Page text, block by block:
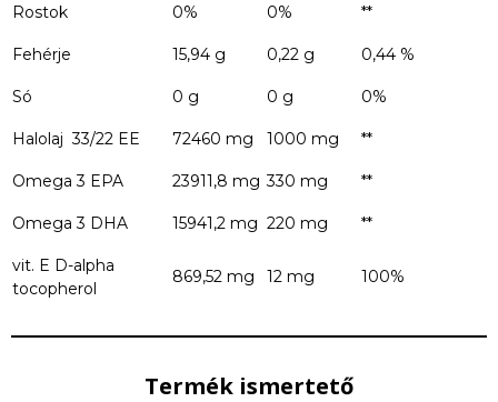
Rostok 0% 0% **
Fehérje 15,94 g 0,22 g 0,44 %
Só 0 g 0 g 0%
Halolaj 33/22 EE 72460 mg 1000 mg **
Omega 3 EPA 23911,8 mg 330 mg **
Omega 3 DHA 15941,2 mg 220 mg **
vit. E D-alpha
tocopherol
869,52 mg 12 mg 100%
Termék ismertető